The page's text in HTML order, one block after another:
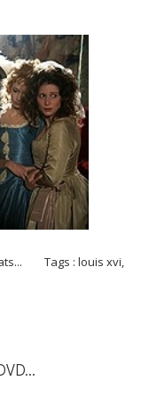
Tags :louis xvi,